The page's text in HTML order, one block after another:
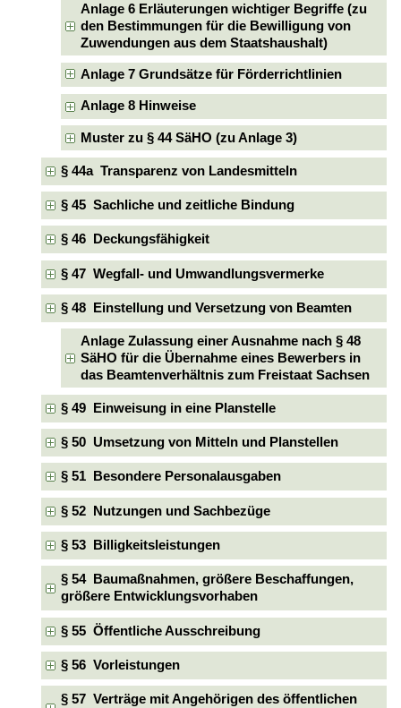
Anlage 6 Erläuterungen wichtiger Begriffe (zu
den Bestimmungen für die Bewilligung von
Zuwendungen aus dem Staatshaushalt)
Anlage 7 Grundsätze für Förderrichtlinien
Anlage 8 Hinweise
Muster zu § 44 SäHO (zu Anlage 3)
§ 44a Transparenz von Landesmitteln
§ 45 Sachliche und zeitliche Bindung
§ 46 Deckungsfähigkeit
§ 47 Wegfall- und Umwandlungsvermerke
§ 48 Einstellung und Versetzung von Beamten
Anlage Zulassung einer Ausnahme nach § 48
SäHO für die Übernahme eines Bewerbers in
das Beamtenverhältnis zum Freistaat Sachsen
§ 49 Einweisung in eine Planstelle
§ 50 Umsetzung von Mitteln und Planstellen
§ 51 Besondere Personalausgaben
§ 52 Nutzungen und Sachbezüge
§ 53 Billigkeitsleistungen
§ 54 Baumaßnahmen, größere Beschaffungen,
größere Entwicklungsvorhaben
§ 55 Öffentliche Ausschreibung
§ 56 Vorleistungen
§ 57 Verträge mit Angehörigen des öffentlichen